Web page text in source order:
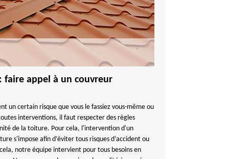
appel à un couvreur
un certain risque que vous le fassiez vous-même ou
interventions, il faut respecter des règles
de la toiture. Pour cela, l'intervention d'un
s'impose afin d’éviter tous risques d’accident ou
notre équipe intervient pour tous besoins en